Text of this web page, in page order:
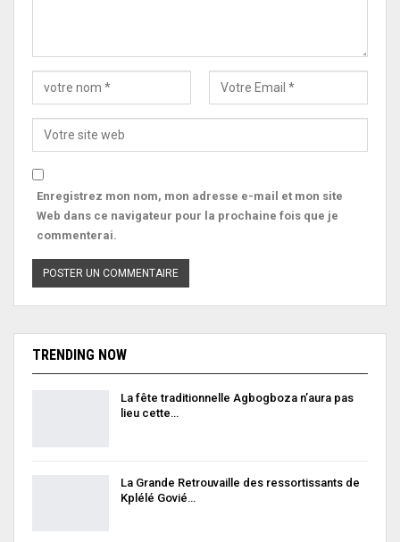
Enregistrez mon nom, mon adresse e-mail et mon site
Web dans ce navigateur pour la prochaine fois que je
commenterai.
TRENDING NOW
La fête traditionnelle Agbogboza n’aura pas
lieu cette…
La Grande Retrouvaille des ressortissants de
Kplélé Govié…